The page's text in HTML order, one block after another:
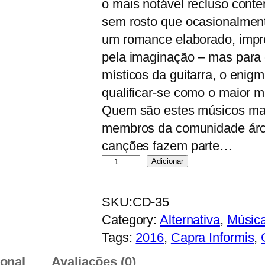
o mais notável recluso
sem rosto que
um romance elaborado,
pela imaginação – mas
místicos da guitarra, o
qualificar-se como o maior
Quem são estes músicos
membros da comunidade
canções fazem parte…
Q
a
n
t
Adicionar
SKU:CD-35
Category:Alternativa,
Tags: 2016, Capra Informis,
Avaliações (0)